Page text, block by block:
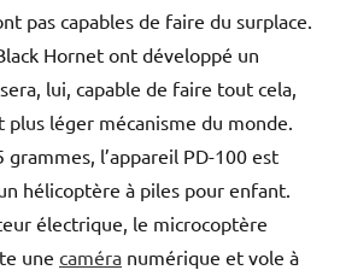
pas capables de faire du surplace.
Hornet ont développé un
lui, capable de faire tout cela,
léger mécanisme du monde.
l’appareil PD-100 est
hélicoptère à piles pour enfant.
électrique, le microcoptère
une caméra numérique et vole à